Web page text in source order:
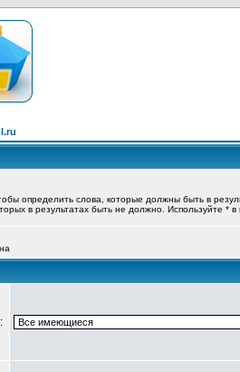
определить слова, которые должны быть в
в результатах быть не должно. Используйте *